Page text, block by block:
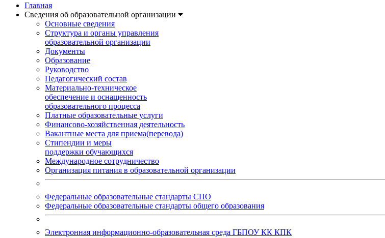
Главная
Сведения об образовательной организации
Основные сведения
Структура и органы управления
образовательной организации
Документы
Образование
Руководство
Педагогический состав
Материально-техническое
обеспечение и оснащенность
образовательного процесса
Платные образовательные услуги
Финансово-хозяйственная деятельность
Вакантные места для приема(перевода)
Стипендии и меры
поддержки обучающихся
Международное сотрудничество
Организация питания в образовательной организации
Федеральные образовательные стандарты СПО
Федеральные образовательные стандарты общего образования
Электронная информационно-образовательная среда ГБПОУ КК КПК